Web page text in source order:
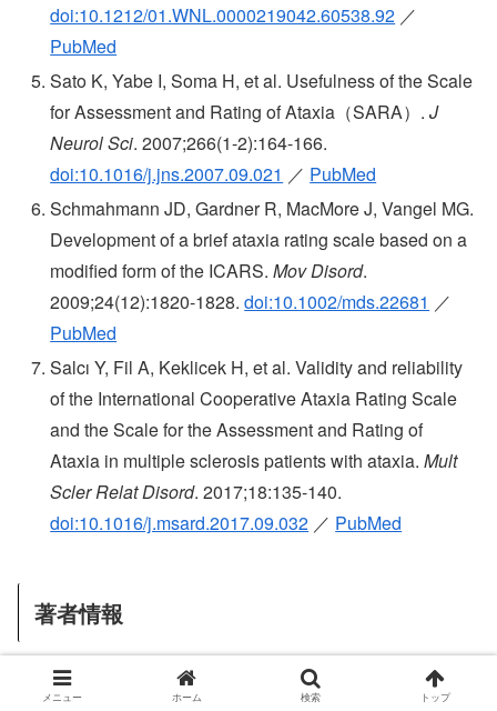
doi:10.1212/01.WNL.0000219042.60538.92 ／
PubMed
Sato K, Yabe I, Soma H, et al. Usefulness of the Scale
for Assessment and Rating of Ataxia（SARA）.J
Neurol Sci. 2007;266(1-2):164-166.
doi:10.1016/j.jns.2007.09.021 ／ PubMed
Schmahmann JD, Gardner R, MacMore J, Vangel MG.
Development of a brief ataxia rating scale based on a
modified form of the ICARS.Mov Disord.
2009;24(12):1820-1828.doi:10.1002/mds.22681 ／
PubMed
Salcı Y, Fil A, Keklicek H, et al. Validity and reliability
of the International Cooperative Ataxia Rating Scale
and the Scale for the Assessment and Rating of
Ataxia in multiple sclerosis patients with ataxia.Mult
Scler Relat Disord. 2017;18:135-140.
doi:10.1016/j.msard.2017.09.032 ／ PubMed
著者情報
メニュー ホーム 検索 トップ